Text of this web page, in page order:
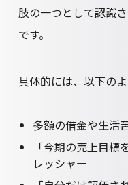
肢の一つとして認識
です。
具体的には、以下の
多額の借金や生活
「今期の売上目
レッシャー